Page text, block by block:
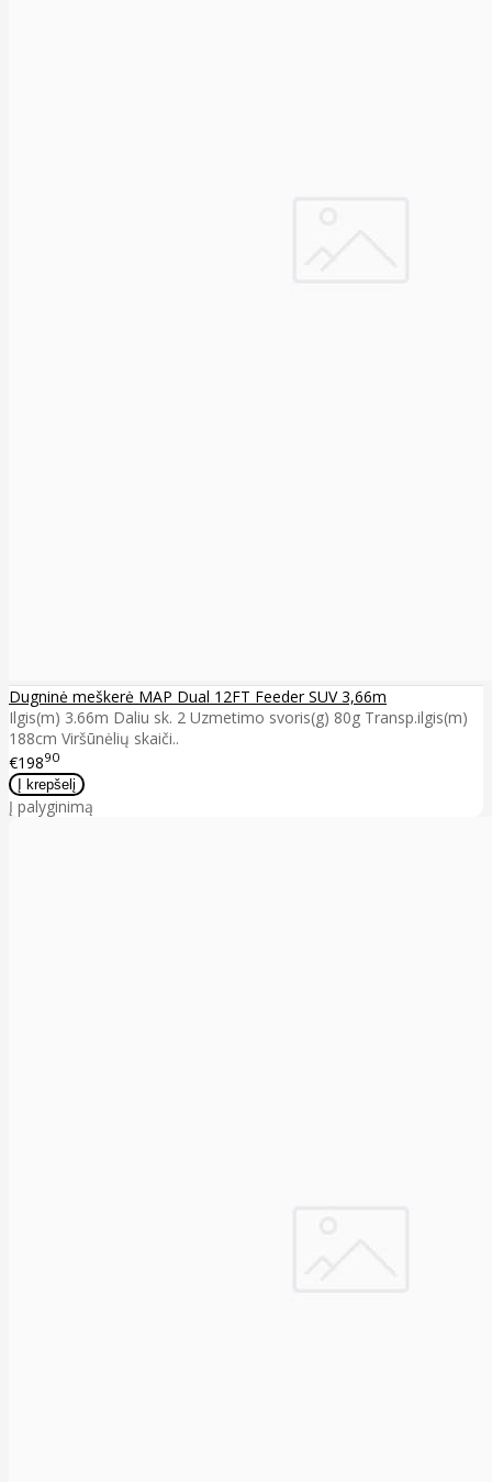
Dugninė meškerė MAP Dual 12FT Feeder SUV 3,66m
Ilgis(m) 3.66m Daliu sk. 2 Uzmetimo svoris(g) 80g Transp.ilgis(m)
188cm Viršūnėlių skaiči..
€19890
Į palyginimą